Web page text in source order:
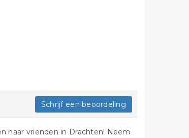
Schrijf een beoordeling
naar vrienden in Drachten! Neem